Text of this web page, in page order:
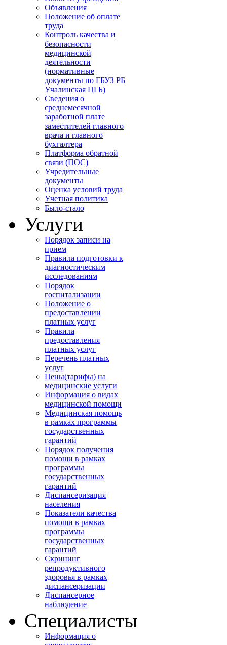
Объявления
Положение об оплате
труда
Контроль качества и
безопасности
медицинской
деятельности
(нормативные
документы по ГБУЗ РБ
Учалинская ЦГБ)
Сведения о
среднемесячной
заработной плате
заместителей главного
врача и главного
бухгалтера
Платформа обратной
связи (ПОС)
Учредительные
документы
Оценка условий труда
Учетная политика
Было-стало
Услуги
Порядок записи на
прием
Правила подготовки к
диагностическим
исследованиям
Порядок
госпитализации
Положение о
предоставлении
платных услуг
Правила
предоставления
платных услуг
Перечень платных
услуг
Цены(тарифы) на
медицинские услуги
Информация о видах
медицинской помощи
Медицинская помощь
в рамках программы
государственных
гарантий
Порядок получения
помощи в рамках
программы
государственных
гарантий
Диспансеризация
населения
Показатели качества
помощи в рамках
программы
государственных
гарантий
Скрининг
репродуктивного
здоровья в рамках
диспансеризации
Диспансерное
наблюдение
Специалисты
Информация о